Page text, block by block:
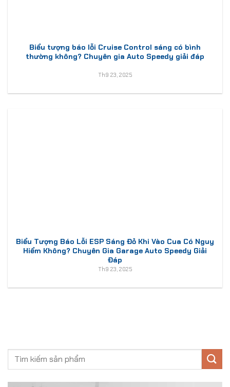
Biểu tượng báo lỗi Cruise Control sáng có bình
thường không? Chuyên gia Auto Speedy giải đáp
Th9 23, 2025
Biểu Tượng Báo Lỗi ESP Sáng Đỏ Khi Vào Cua Có Nguy
Hiểm Không? Chuyên Gia Garage Auto Speedy Giải
Đáp
Th9 23, 2025